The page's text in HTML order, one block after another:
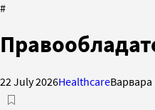
#
22 July 2026Healthcare